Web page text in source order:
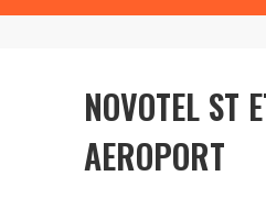
NOVOTEL ST
AEROPORT